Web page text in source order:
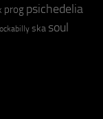
prog psichedelia
ska soul